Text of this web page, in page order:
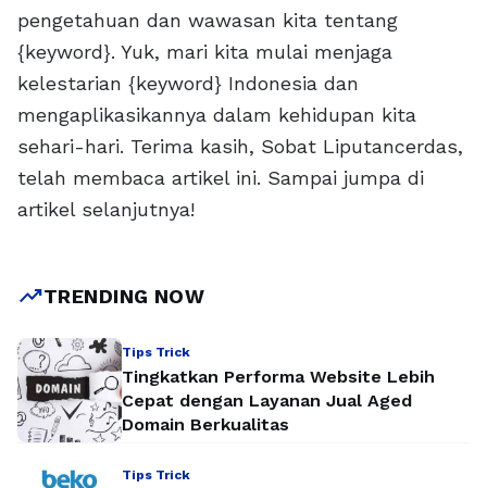
pengetahuan dan wawasan kita tentang
{keyword}. Yuk, mari kita mulai menjaga
kelestarian {keyword} Indonesia dan
mengaplikasikannya dalam kehidupan kita
sehari-hari. Terima kasih, Sobat Liputancerdas,
telah membaca artikel ini. Sampai jumpa di
artikel selanjutnya!
trending_upTRENDING NOW
Tips Trick
Tingkatkan Performa Website Lebih
Cepat dengan Layanan Jual Aged
Domain Berkualitas
Tips Trick